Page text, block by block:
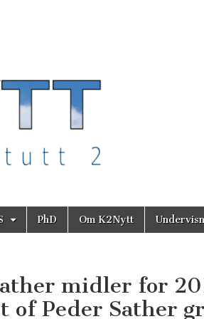
PhD Om K2Nytt
midler for
of Peder Sather